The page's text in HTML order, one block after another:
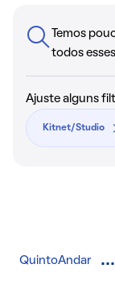
Temos
todos
Ajuste alguns
Kitnet/Studio
QuintoAndar